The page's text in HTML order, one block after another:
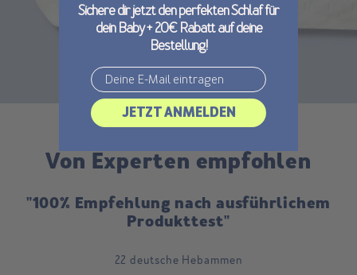
Von Experten empfohlen
"100% Empfehlung nach ausführlichem
Produkttest"
22 deutsche Hebammen
Sichere dir jetzt den perfekten Schlaf für
dein Baby + 20€ Rabatt auf deine
Bestellung!
Email
JETZT ANMELDEN